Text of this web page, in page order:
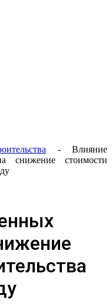
-Влияние
снижение стоимости